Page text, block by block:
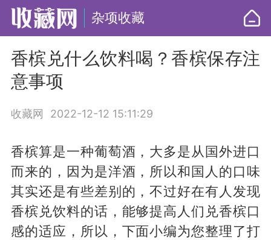
杂项收藏
香槟兑什么饮料喝？香槟保存注
意事项
收藏网 2022-12-12 15:11:29
香槟算是一种葡萄酒，大多是从国外进口
而来的，因为是洋酒，所以和国人的口味
其实还是有些差别的，不过好在有人发现
香槟兑饮料的话，能够提高人们兑香槟口
感的适应，所以，下面小编为您整理了打